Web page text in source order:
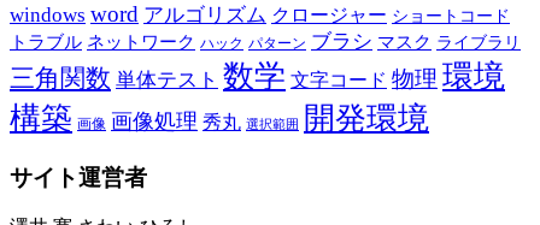
windows word アルゴリズム クロージャー ショートコード
トラブル ネットワーク ハック パターン ブラシ マスク ライブラリ
三角関数 単体テスト 数学 文字コード 物理 環境
構築 画像 画像処理 秀丸 選択範囲 開発環境
サイト運営者